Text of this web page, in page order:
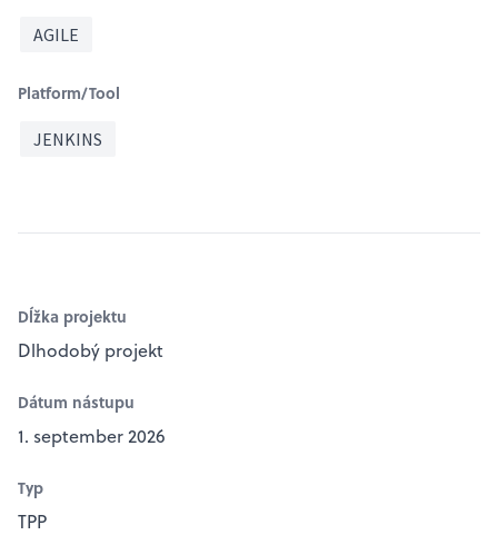
AGILE
Platform/Tool
JENKINS
Dĺžka projektu
Dlhodobý projekt
Dátum nástupu
1. september 2026
Typ
TPP